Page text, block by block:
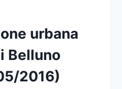
urbana
Belluno
2016)